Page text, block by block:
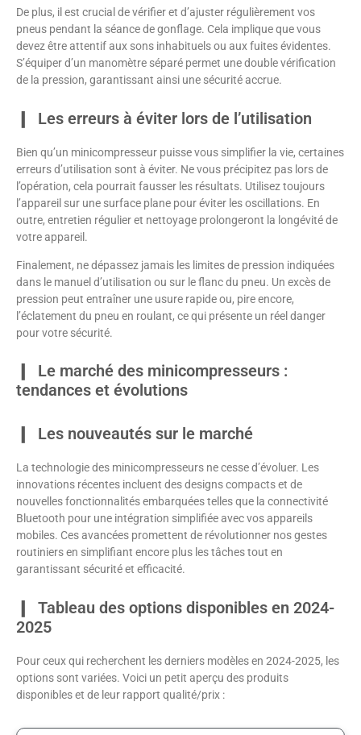
De plus, il est crucial de vérifier et d’ajuster régulièrement vos
pneus pendant la séance de gonflage. Cela implique que vous
devez être attentif aux sons inhabituels ou aux fuites évidentes.
S’équiper d’un manomètre séparé permet une double vérification
de la pression, garantissant ainsi une sécurité accrue.
Les erreurs à éviter lors de l’utilisation
Bien qu’un minicompresseur puisse vous simplifier la vie, certaines
erreurs d’utilisation sont à éviter. Ne vous précipitez pas lors de
l’opération, cela pourrait fausser les résultats. Utilisez toujours
l’appareil sur une surface plane pour éviter les oscillations. En
outre, entretien régulier et nettoyage prolongeront la longévité de
votre appareil.
Finalement, ne dépassez jamais les limites de pression indiquées
dans le manuel d’utilisation ou sur le flanc du pneu. Un excès de
pression peut entraîner une usure rapide ou, pire encore,
l’éclatement du pneu en roulant, ce qui présente un réel danger
pour votre sécurité.
Le marché des minicompresseurs :
tendances et évolutions
Les nouveautés sur le marché
La technologie des minicompresseurs ne cesse d’évoluer. Les
innovations récentes incluent des designs compacts et de
nouvelles fonctionnalités embarquées telles que la connectivité
Bluetooth pour une intégration simplifiée avec vos appareils
mobiles. Ces avancées promettent de révolutionner nos gestes
routiniers en simplifiant encore plus les tâches tout en
garantissant sécurité et efficacité.
Tableau des options disponibles en 2024-
2025
Pour ceux qui recherchent les derniers modèles en 2024-2025, les
options sont variées. Voici un petit aperçu des produits
disponibles et de leur rapport qualité/prix :